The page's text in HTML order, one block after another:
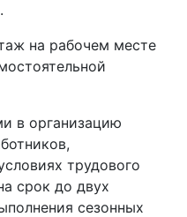
на рабочем месте
в организацию
трудового
срок до двух
сезонных